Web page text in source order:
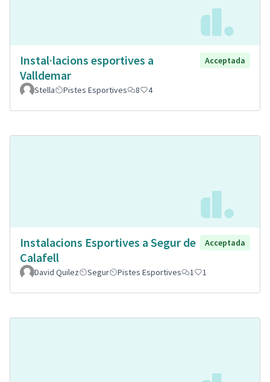
Instal·lacions esportives a
Valldemar
Acceptada
Stella Pistes Esportives 8 4
Instalacions Esportives a Segur de
Calafell
Acceptada
David Quilez Segur Pistes Esportives 1 1